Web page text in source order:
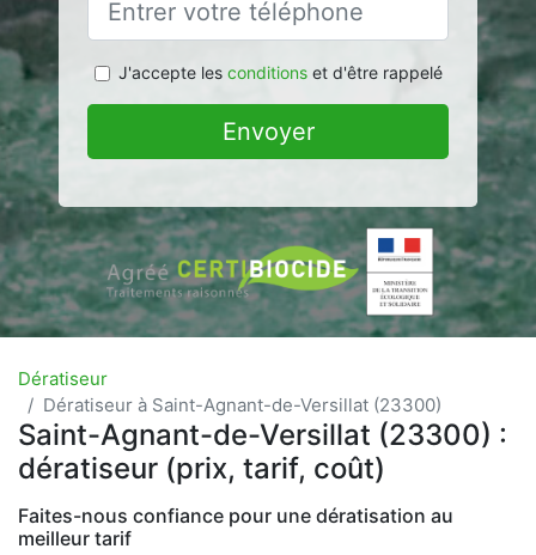
J'accepte les conditionset d'être rappelé
Envoyer
Dératiseur
Dératiseur à Saint-Agnant-de-Versillat (23300)
Saint-Agnant-de-Versillat (23300) :
dératiseur (prix, tarif, coût)
Faites-nous confiance pour une dératisation au
meilleur tarif